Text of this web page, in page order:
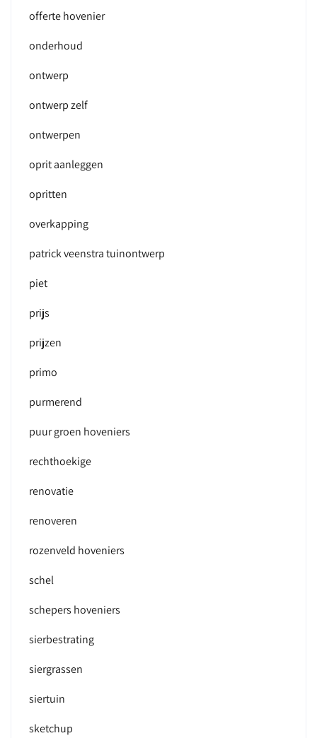
offerte hovenier
onderhoud
ontwerp
ontwerp zelf
ontwerpen
oprit aanleggen
opritten
overkapping
patrick veenstra tuinontwerp
piet
prijs
prijzen
primo
purmerend
puur groen hoveniers
rechthoekige
renovatie
renoveren
rozenveld hoveniers
schel
schepers hoveniers
sierbestrating
siergrassen
siertuin
sketchup